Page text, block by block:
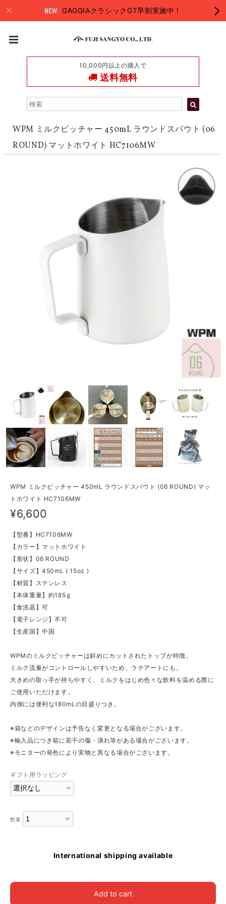
GAGGIAクラシックGT早割実施中！
10,000円以上の購入で
送料無料
WPM ミルクピッチャー 450mL ラウンドスパウト (06
ROUND) マットホワイト HC7106MW
WPM ミルクピッチャー 450mL ラウンドスパウト (06 ROUND) マッ
トホワイト HC7106MW
¥6,600
【型番】HC7106MW
【カラー】マットホワイト
【形状】06 ROUND
【サイズ】450mL ( 15oz )
【材質】ステンレス
【本体重量】約185ｇ
【食洗器】可
【電子レンジ】不可
【生産国】中国
WPMのミルクピッチャーは斜めにカットされたトップが特徴。
ミルク流量がコントロールしやすいため、ラテアートにも。
大きめの取っ手が持ちやすく、ミルクをはじめ色々な飲料を温める際に
ご使用いただけます。
内側には便利な180mLの目盛りつき。
※箱などのデザインは予告なく変更となる場合がございます。
※輸入品につき箱に若干の傷・潰れ等がある場合がございます。
※モニターの発色により実物と異なる場合がございます。
ギフト用ラッピング
数量
International shipping available
Add to cart